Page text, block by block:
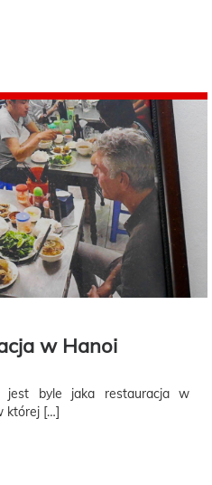
w Hanoi
jest byle jaka restauracja w
której […]